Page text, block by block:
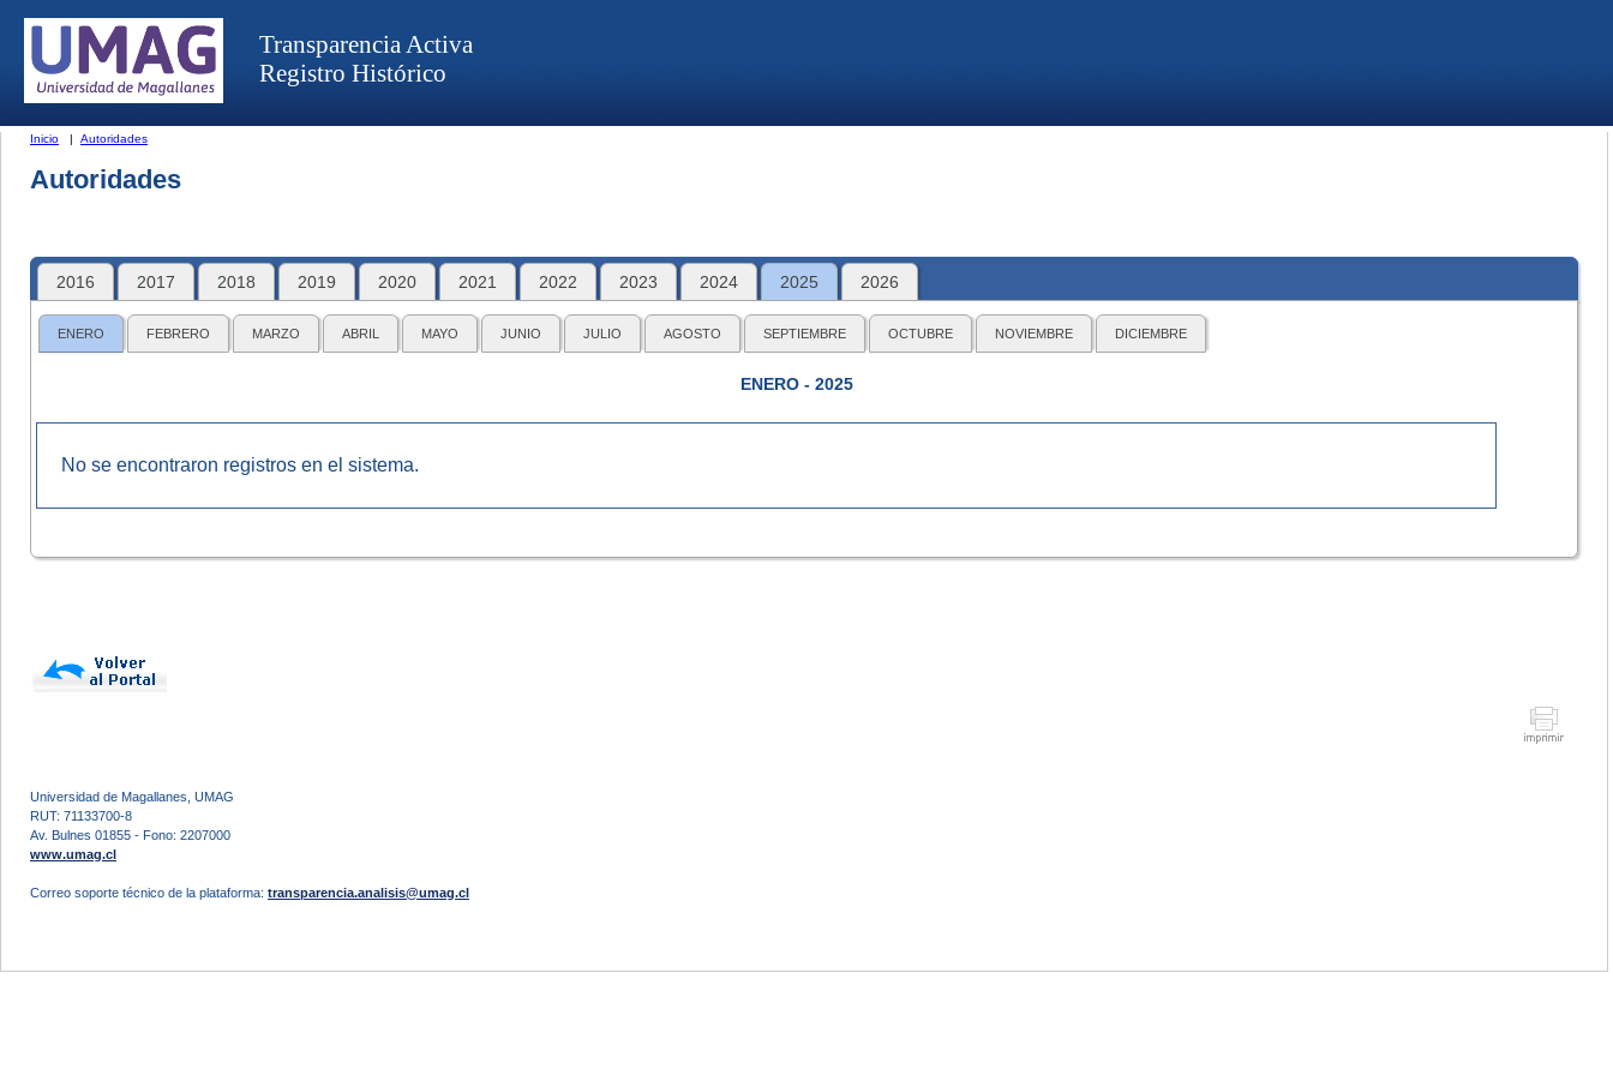
Transparencia Activa
Registro Histórico
Inicio | Autoridades
Autoridades
2016 2017 2018 2019 2020 2021 2022 2023 2024 2025 2026
ENERO FEBRERO MARZO ABRIL MAYO JUNIO JULIO AGOSTO SEPTIEMBRE OCTUBRE NOVIEMBRE DICIEMBRE
ENERO - 2025
No se encontraron registros en el sistema.
Universidad de Magallanes, UMAG
RUT: 71133700-8
Av. Bulnes 01855 - Fono: 2207000
www.umag.cl
Correo soporte técnico de la plataforma: transparencia.analisis@umag.cl